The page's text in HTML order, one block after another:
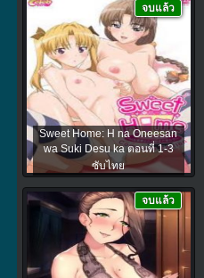
Sweet Home: H na Oneesan
wa Suki Desu ka ตอนที่ 1-3
ซับไทย
จบแล้ว
จบแล้ว